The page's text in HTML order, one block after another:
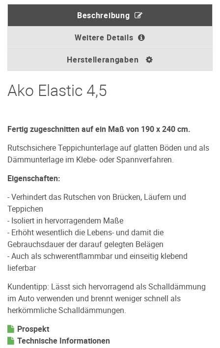
Beschreibung
Weitere Details
Herstellerangaben
Ako Elastic 4,5
Fertig zugeschnitten auf ein Maß von 190 x 240 cm.
Rutschsichere Teppichunterlage auf glatten Böden und als
Dämmunterlage im Klebe- oder Spannverfahren.
Eigenschaften:
- Verhindert das Rutschen von Brücken, Läufern und
Teppichen
- Isoliert in hervorragendem Maße
- Erhöht wesentlich die Lebens- und damit die
Gebrauchsdauer der darauf gelegten Belägen
- Auch als schwerentflammbar und einseitig klebend
lieferbar
Kundentipp: Lässt sich hervorragend als Schalldämmung
im Auto verwenden und brennt weniger schnell als
herkömmliche Schalldämmungen.
Prospekt
Technische Informationen